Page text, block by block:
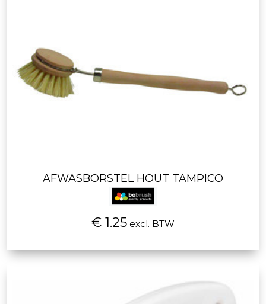
AFWASBORSTEL HOUT TAMPICO
€ 1.25 excl. BTW